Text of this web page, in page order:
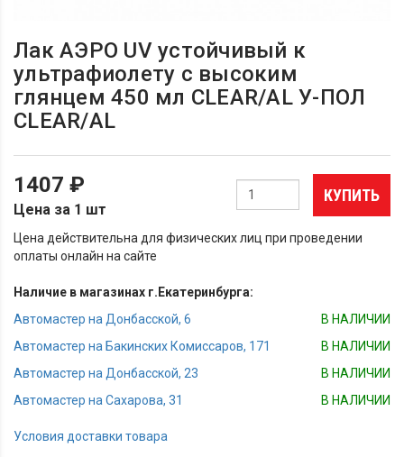
Лак АЭРО UV устойчивый к
ультрафиолету с высоким
глянцем 450 мл CLEAR/AL У-ПОЛ
CLEAR/AL
1407 ₽
Цена за 1 шт
КУПИТЬ
Цена действительна для физических лиц при проведении
оплаты онлайн на сайте
Наличие в магазинах г.Екатеринбурга:
Автомастер на Донбасской, 6
В НАЛИЧИИ
Автомастер на Бакинских Комиссаров, 171
В НАЛИЧИИ
Автомастер на Донбасской, 23
В НАЛИЧИИ
Автомастер на Сахарова, 31
В НАЛИЧИИ
Условия доставки товара